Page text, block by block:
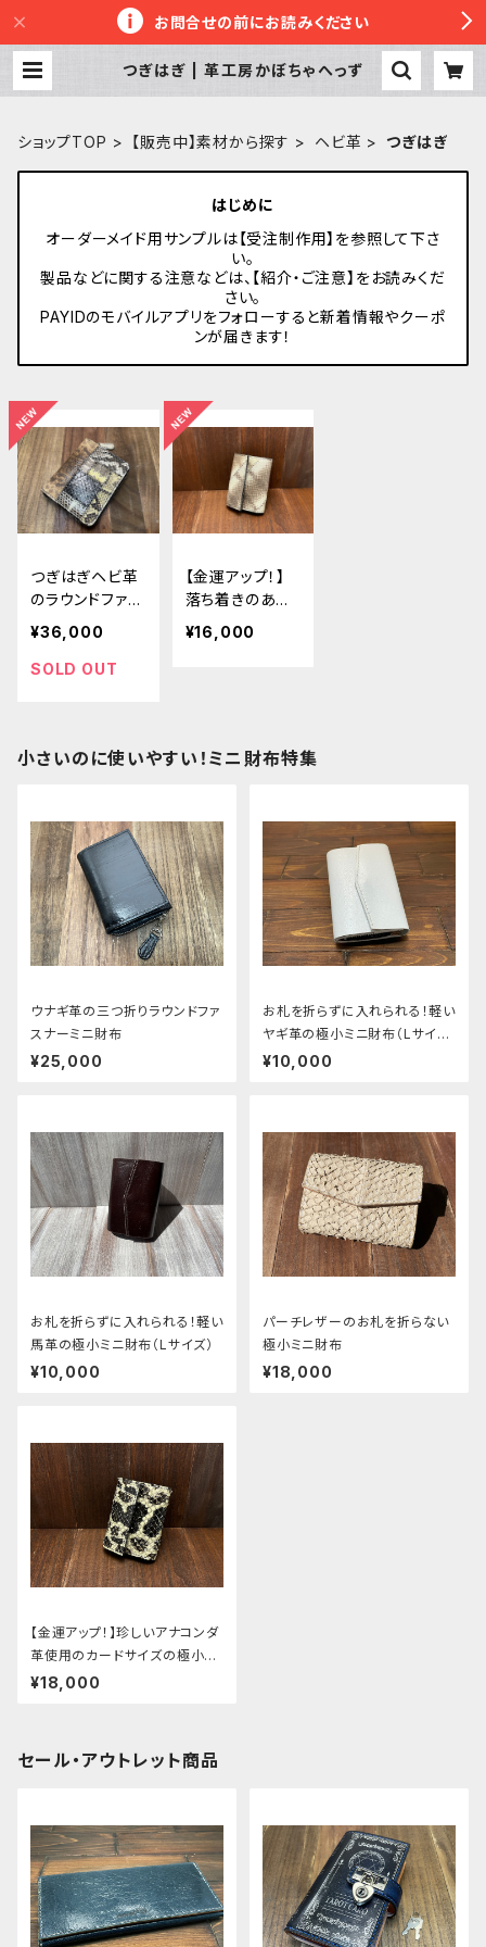
お問合せの前にお読みください
つぎはぎ | 革工房かぼちゃへっず
ショップTOP 【販売中】素材から探す ヘビ革 つぎはぎ
はじめに
オーダーメイド用サンプルは【受注制作用】を参照して下さ
い。
製品などに関する注意などは、【紹介・ご注意】をお読みくだ
さい。
PAYIDのモバイルアプリをフォローすると新着情報やクーポ
ンが届きます！
つぎはぎヘビ革
のラウンドファス
ナー二つ折り財
布（縦型）
¥36,000
SOLD OUT
【金運アップ！】
落ち着きのある
ウミヘビ革使用
のカードサイズ
¥16,000
小さいのに使いやすい！ミニ財布特集
ウナギ革の三つ折りラウンドファ
スナーミニ財布
¥25,000
お札を折らずに入れられる！軽い
ヤギ革の極小ミニ財布（Lサイ
ズ）
¥10,000
お札を折らずに入れられる！軽い
馬革の極小ミニ財布（Lサイズ）
¥10,000
パーチレザーのお札を折らない
極小ミニ財布
¥18,000
【金運アップ！】珍しいアナコンダ
革使用のカードサイズの極小ミ
ニ財布
¥18,000
セール・アウトレット商品